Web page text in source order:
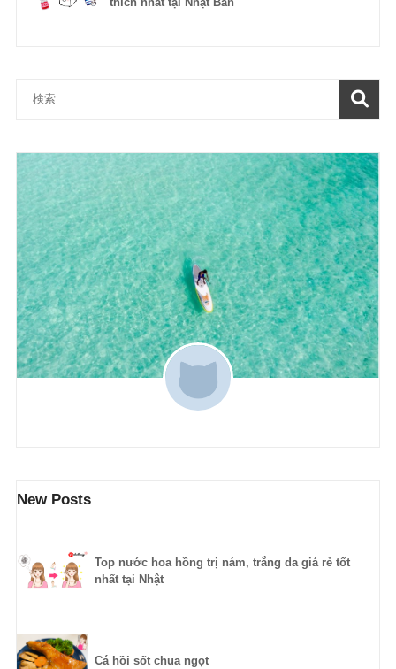
New Posts
Top nước hoa hồng trị nám, trắng da giá rẻ tốt
nhất tại Nhật
Cá hồi sốt chua ngọt